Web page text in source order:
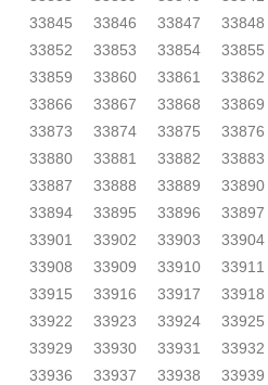
33845
33846 33847 33848
33852
33853 33854 33855
33859
33860 33861 33862
33866
33867 33868 33869
33873
33874 33875 33876
33880
33881 33882 33883
33887
33888 33889 33890
33894
33895 33896 33897
33901
33902 33903 33904
33908
33909 33910 33911
33915
33916 33917 33918
33922
33923 33924 33925
33929
33930 33931 33932
33936
33937 33938 33939